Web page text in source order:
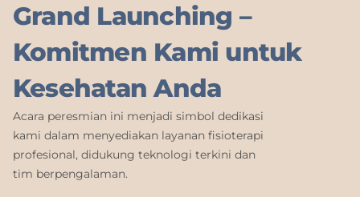
Grand Launching –
Komitmen Kami untuk
Kesehatan Anda
Acara peresmian ini menjadi simbol dedikasi
kami dalam menyediakan layanan fisioterapi
profesional, didukung teknologi terkini dan
tim berpengalaman.